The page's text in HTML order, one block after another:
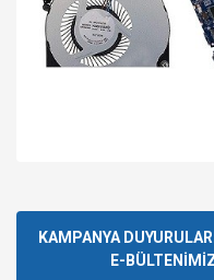
kullanarak tarafımıza
Görüş ve önerileriniz için
KAMPANYA
E-